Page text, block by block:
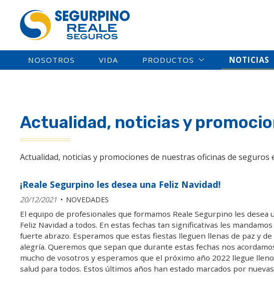
NOSOTROS VIDA PRODUCTOS NOTICIAS
Actualidad, noticias y
Actualidad, noticias y promociones de nuestras oficinas de
¡Reale Segurpino les desea una Feliz Navidad!
20/12/2021 NOVEDADES
El equipo de profesionales que formamos Reale Segurpino les desea
Feliz Navidad a todos. En estas fechas tan significativas les
fuerte abrazo. Esperamos que estas fiestas lleguen llenas de paz y de
alegría. Queremos que sepan que durante estas fechas nos
mucho de vosotros y esperamos que el próximo año 2022 llegue
salud para todos. Estos últimos años han estado marcados por nuevas